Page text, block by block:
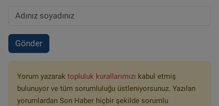
Gönder
Yorum yazarak topluluk kurallarımızı kabul etmiş
bulunuyor ve tüm sorumluluğu üstleniyorsunuz. Yazılan
yorumlardan Son Haber hiçbir şekilde sorumlu